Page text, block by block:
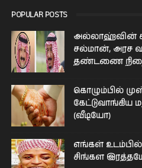
POPULAR POSTS
அல்லாஹ்வின்
சல்மான், அரச
தண்டணை
கொழும்பில்
கேட்டுவாங்கிய
(வீடியோ)
எங்கள் உடம்பில்
சிங்­கள